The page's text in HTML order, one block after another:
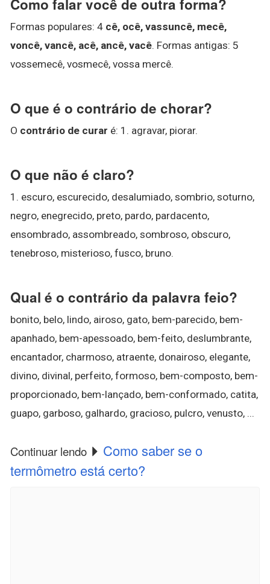
Como falar você de outra forma?
Formas populares: 4 cê, ocê, vassuncê, mecê,
voncê, vancê, acê, ancê, vacê. Formas antigas: 5
vossemecê, vosmecê, vossa mercê.
O que é o contrário de chorar?
O contrário de curar é: 1. agravar, piorar.
O que não é claro?
1. escuro, escurecido, desalumiado, sombrio, soturno,
negro, enegrecido, preto, pardo, pardacento,
ensombrado, assombreado, sombroso, obscuro,
tenebroso, misterioso, fusco, bruno.
Qual é o contrário da palavra feio?
bonito, belo, lindo, airoso, gato, bem-parecido, bem-
apanhado, bem-apessoado, bem-feito, deslumbrante,
encantador, charmoso, atraente, donairoso, elegante,
divino, divinal, perfeito, formoso, bem-composto, bem-
proporcionado, bem-lançado, bem-conformado, catita,
guapo, garboso, galhardo, gracioso, pulcro, venusto, ...
Continuar lendo
Como saber se o
termômetro está certo?